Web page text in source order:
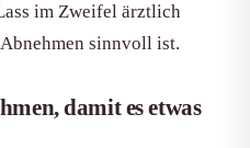
im Zweifel ärztlich
sinnvoll ist.
damit es etwas